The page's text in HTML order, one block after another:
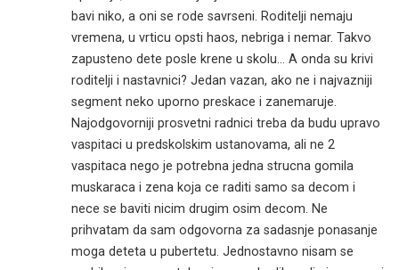
bavi niko, a oni se rode savrseni. Roditelji nemaju
vremena, u vrticu opsti haos, nebriga i nemar. Takvo
zapusteno dete posle krene u skolu… A onda su krivi
roditelji i nastavnici? Jedan vazan, ako ne i najvazniji
segment neko uporno preskace i zanemaruje.
Najodgovorniji prosvetni radnici treba da budu upravo
vaspitaci u predskolskim ustanovama, ali ne 2
vaspitaca nego je potrebna jedna strucna gomila
muskaraca i zena koja ce raditi samo sa decom i
nece se baviti nicim drugim osim decom. Ne
prihvatam da sam odgovorna za sadasnje ponasanje
moga deteta u pubertetu. Jednostavno nisam se